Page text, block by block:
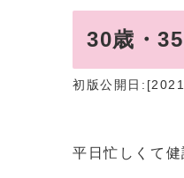
30歳・
初版公開日
平日忙しくて